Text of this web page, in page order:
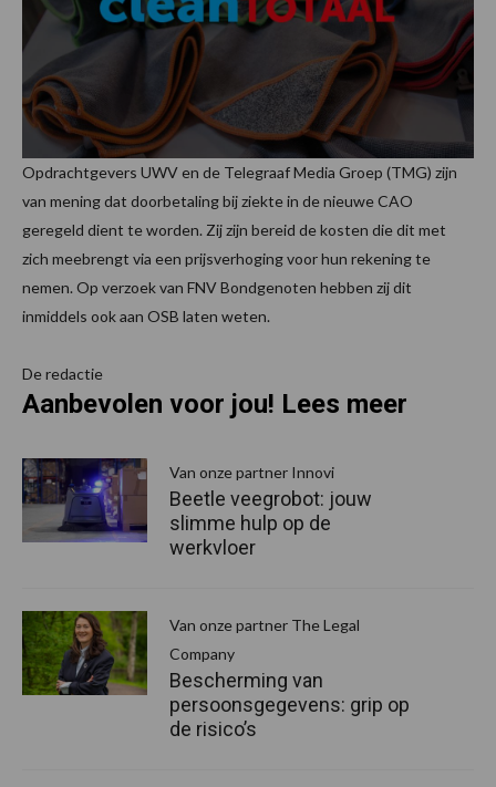
Opdrachtgevers UWV en de Telegraaf Media Groep (TMG) zijn
van mening dat doorbetaling bij ziekte in de nieuwe CAO
geregeld dient te worden. Zij zijn bereid de kosten die dit met
zich meebrengt via een prijsverhoging voor hun rekening te
nemen. Op verzoek van FNV Bondgenoten hebben zij dit
inmiddels ook aan OSB laten weten.
De redactie
Aanbevolen voor jou! Lees meer
Van onze partner Innovi
Beetle veegrobot: jouw
slimme hulp op de
werkvloer
Van onze partner The Legal
Company
Bescherming van
persoonsgegevens: grip op
de risico’s